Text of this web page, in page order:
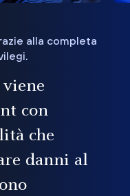
alla completa
viene
con
che
danni al